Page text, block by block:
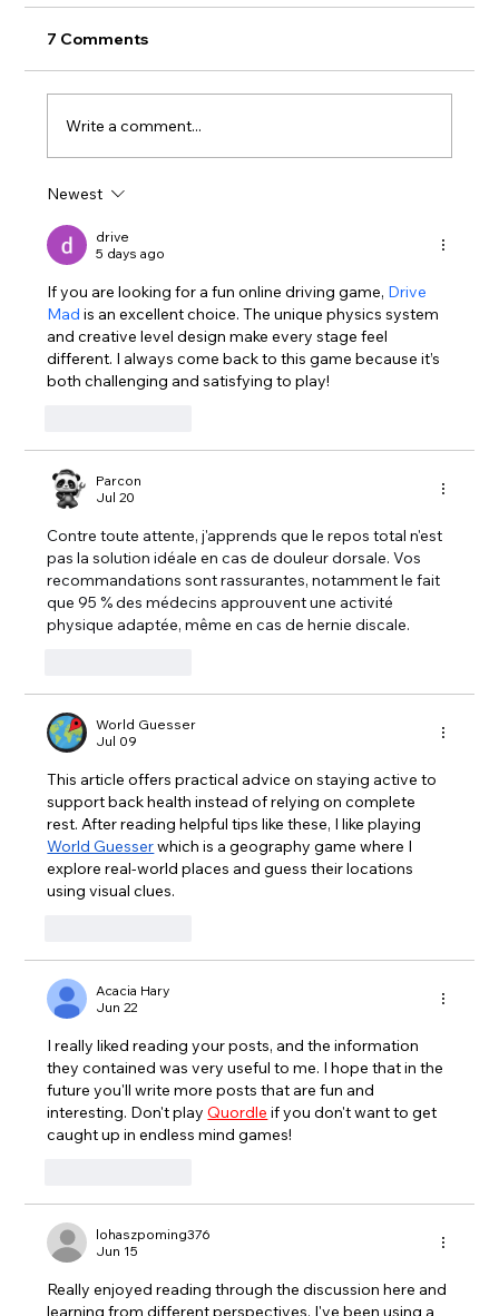
spécialiste ?
7 Comments
Write a comment...
Newest
drive
5 days ago
If you are looking for a fun online driving game, Drive
Mad is an excellent choice. The unique physics system
and creative level design make every stage feel
different. I always come back to this game because it’s
both challenging and satisfying to play!
Parcon
Jul 20
Contre toute attente, j'apprends que le repos total n'est
pas la solution idéale en cas de douleur dorsale. Vos
recommandations sont rassurantes, notamment le fait
que 95 % des médecins approuvent une activité
physique adaptée, même en cas de hernie discale.
World Guesser
Jul 09
This article offers practical advice on staying active to
support back health instead of relying on complete
rest. After reading helpful tips like these, I like playing
World Guesser which is a geography game where I
explore real-world places and guess their locations
using visual clues.
Acacia Hary
Jun 22
I really liked reading your posts, and the information
they contained was very useful to me. I hope that in the
future you'll write more posts that are fun and
interesting. Don't play Quordle if you don't want to get
caught up in endless mind games!
lohaszpoming376
Jun 15
Really enjoyed reading through the discussion here and